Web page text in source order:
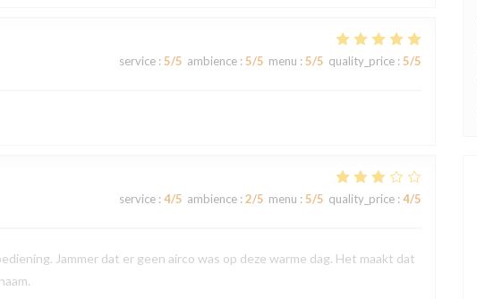
service: 5/5 ambience: 5/5 menu : 5/5 quality_price: 5/5
service: 4/5 ambience: 2/5 menu : 5/5 quality_price: 4/5
Jammer dat er geen airco was op deze warme dag. Het maakt dat